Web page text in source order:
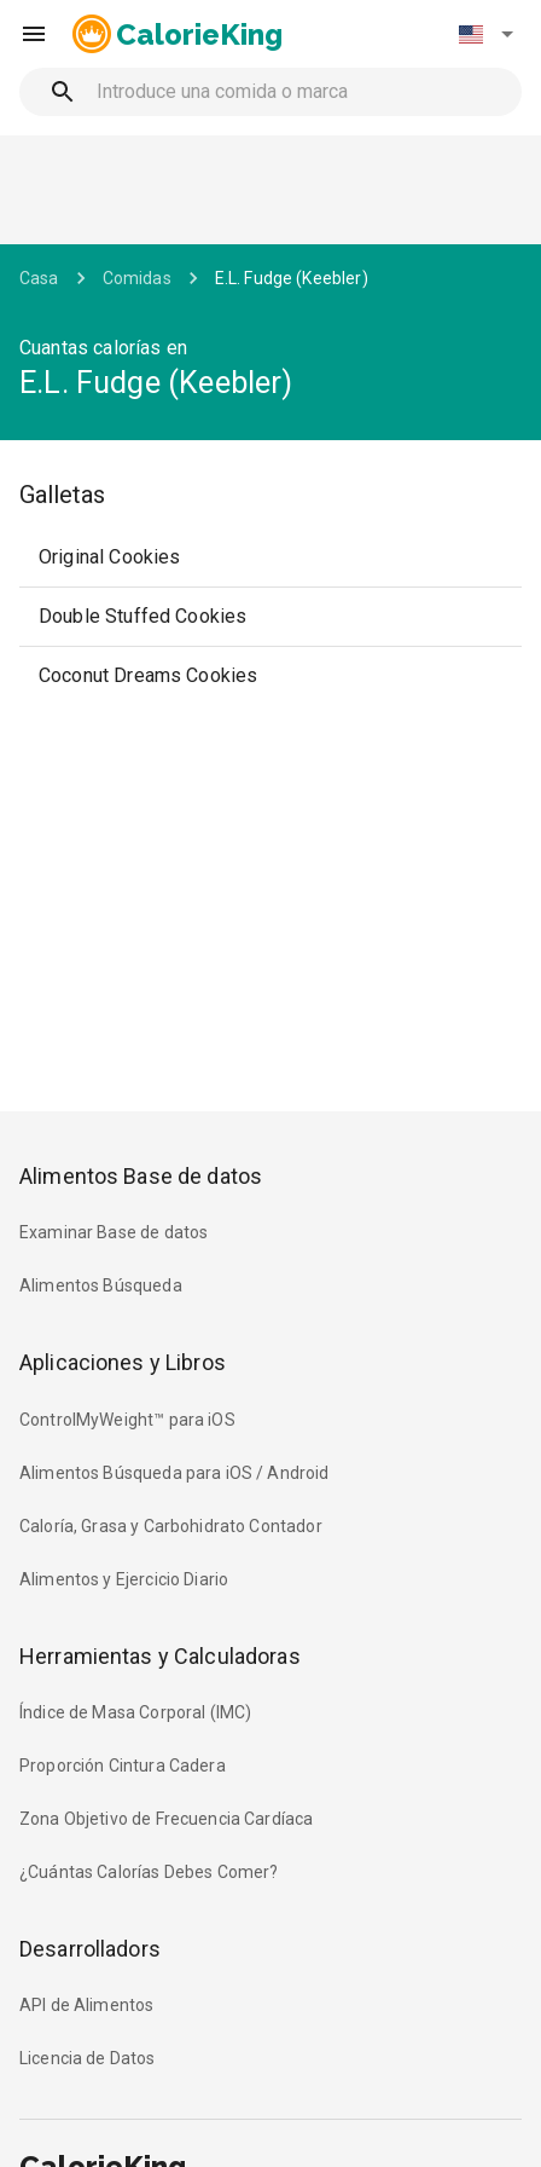
CalorieKing
Casa Comidas E.L. Fudge (Keebler)
Cuantas calorías en
E.L. Fudge (Keebler)
Galletas
Original Cookies
Double Stuffed Cookies
Coconut Dreams Cookies
Alimentos Base de datos
Examinar Base de datos
Alimentos Búsqueda
Aplicaciones y Libros
ControlMyWeight™ para iOS
Alimentos Búsqueda para iOS / Android
Caloría, Grasa y Carbohidrato Contador
Alimentos y Ejercicio Diario
Herramientas y Calculadoras
Índice de Masa Corporal (IMC)
Proporción Cintura Cadera
Zona Objetivo de Frecuencia Cardíaca
¿Cuántas Calorías Debes Comer?
Desarrolladors
API de Alimentos
Licencia de Datos